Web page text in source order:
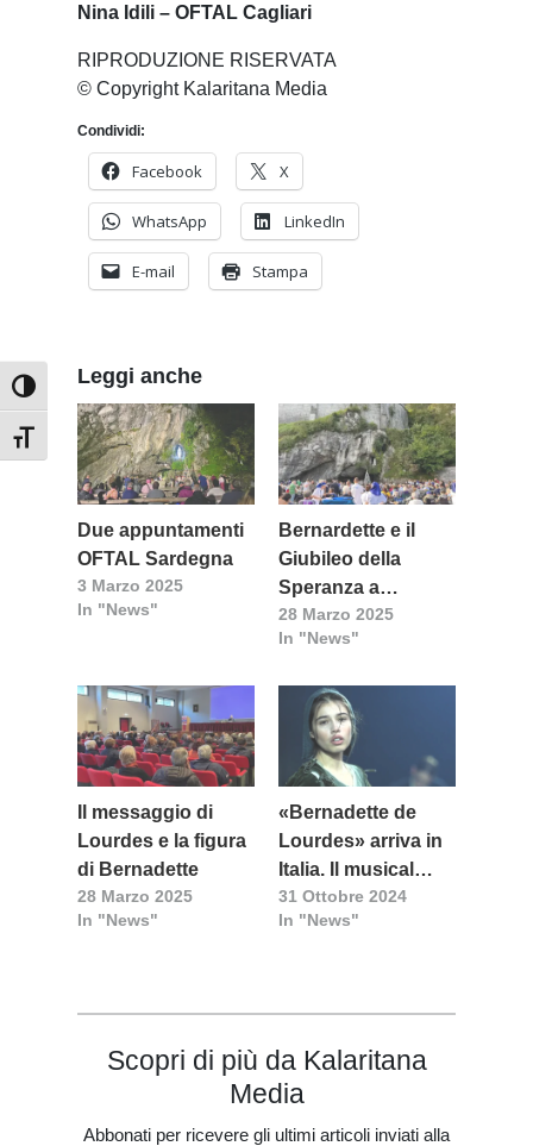
Attiva/disattiva alto contrasto
Attiva/disattiva dimensione testo
Nina Idili – OFTAL Cagliari
RIPRODUZIONE RISERVATA
© Copyright Kalaritana Media
Condividi:
Facebook X
WhatsApp LinkedIn
E-mail Stampa
Leggi anche
Due appuntamenti
OFTAL Sardegna
3 Marzo 2025
In "News"
Bernardette e il
Giubileo della
Speranza a
Lourdes
28 Marzo 2025
In "News"
Il messaggio di
Lourdes e la figura
di Bernadette
28 Marzo 2025
In "News"
«Bernadette de
Lourdes» arriva in
Italia. Il musical
evento del Giubileo
2025
31 Ottobre 2024
In "News"
Scopri di più da Kalaritana
Media
Abbonati per ricevere gli ultimi articoli inviati alla